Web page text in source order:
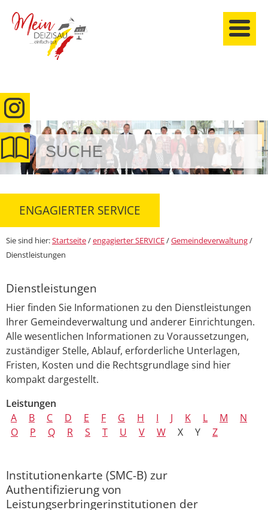
anmelden
ENGAGIERTER SERVICE
Sie sind hier:Startseite/engagierter SERVICE/Gemeindeverwaltung/
Dienstleistungen
Dienstleistungen
Hier finden Sie Informationen zu den Dienstleistungen
Ihrer Gemeindeverwaltung und anderer Einrichtungen.
Alle wesentlichen Informationen zu Voraussetzungen,
zuständiger Stelle, Ablauf, erforderliche Unterlagen,
Fristen, Kosten und die Rechtsgrundlage sind hier
kompakt dargestellt.
Leistungen
A
B C D E F G H I J K L M
N
O
P Q R S T U V W X Y Z
Institutionenkarte (SMC-B) zur
Authentifizierung von
Leistungserbringerinstitutionen der